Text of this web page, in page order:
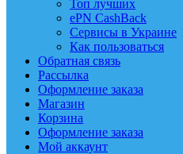
Топ лучших
ePN CashBack
Сервисы в Украине
Как пользоваться
Обратная связь
Рассылка
Оформление заказа
Магазин
Корзина
Оформление заказа
Мой аккаунт